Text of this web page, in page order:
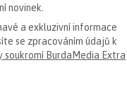
novinek.
a exkluzivní informace
se zpracováním údajů k
soukromí BurdaMedia Extra